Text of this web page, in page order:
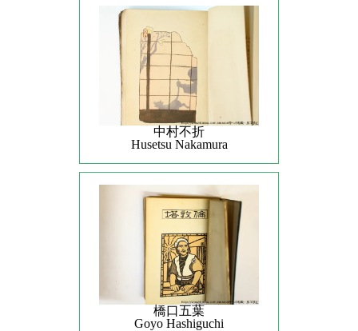
中村不折
Husetsu Nakamura
橋口五葉
Goyo Hashiguchi